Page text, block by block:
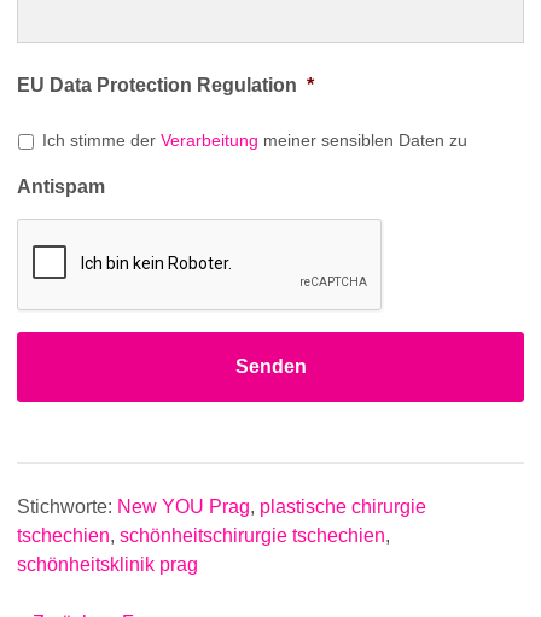
EU Data Protection Regulation *
Ich stimme der Verarbeitung meiner sensiblen Daten zu
Antispam
Stichworte: New YOU Prag, plastische chirurgie
tschechien, schönheitschirurgie tschechien,
schönheitsklinik prag